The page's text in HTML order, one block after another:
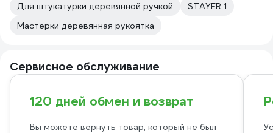
Для штукатурки деревянной ручкой
STAYER 1
Мастерки деревянная рукоятка
Сервисное обслуживание
120 дней обмен и возврат
Вы можете вернуть товар, который не был